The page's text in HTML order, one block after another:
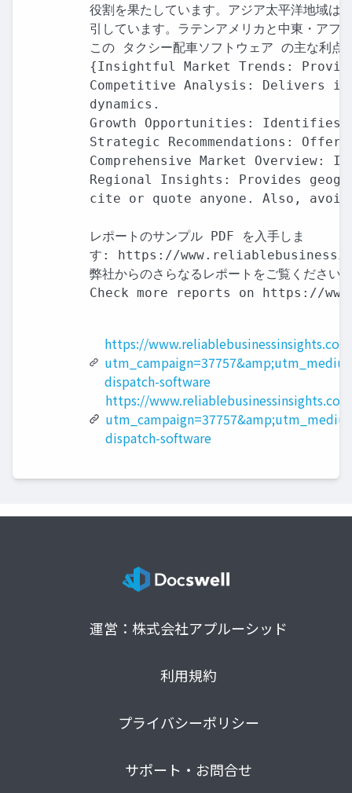
役割を果たしています。アジア太平洋地域は
引しています。ラテンアメリカと中東・アフ
この タクシー配車ソフトウェア の主な利
{Insightful Market Trends:
Competitive Analysis: Delivers
dynamics.
Growth Opportunities: Identifies
Strategic Recommendations:
Comprehensive Market
Regional Insights: Provides
cite or quote anyone. Also, avoid
レポートのサンプル PDF を入手しま
す: https://
弊社からのさらなるレポートをご覧ください:
Check more reports on https://
https://
dispatch-software
https://
dispatch-software
運営：株式会社アプルーシッド
利用規約
プライバシーポリシー
サポート・お問合せ